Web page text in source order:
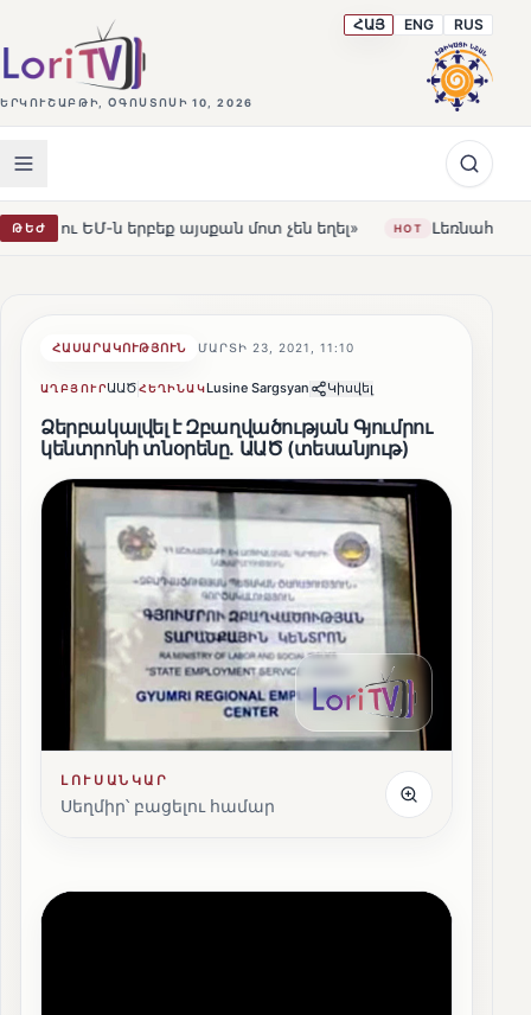
ԵՐԿՈՒՇԱԲԹԻ, ՕԳՈՍՏՈՍԻ 10, 2026
ՀԱՅ ENG RUS
ԹԵԺ մոտ չեն եղել» HOT Լեռնահովիտի Սուրբ Ստեփանոս
ՀԱՍԱՐԱԿՈՒԹՅՈՒՆ ՄԱՐՏԻ 23, 2021, 11:10
ԱՂԲՅՈՒՐԱԱԾՀԵՂԻՆԱԿLusine Sargsyan Կիսվել
Ձերբակալվել է Զբաղվածության Գյումրու
կենտրոնի տնօրենը. ԱԱԾ (տեսանյութ)
ԼՈՒՍԱՆԿԱՐ
Սեղմիր՝ բացելու համար